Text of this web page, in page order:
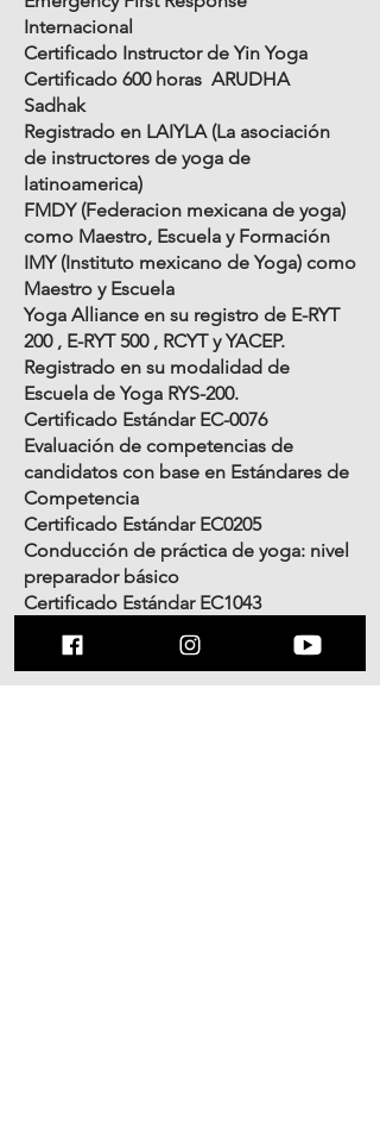
Internacional
Certificado Instructor de Yin Yoga
Certificado 600 horas ARUDHA
Sadhak
Registrado en LAIYLA (La asociación
de instructores de yoga de
latinoamerica)
FMDY (Federacion mexicana de yoga)
como Maestro, Escuela y Formación
IMY (Instituto mexicano de Yoga) como
Maestro y Escuela
Yoga Alliance en su registro de E-RYT
200 , E-RYT 500 , RCYT y YACEP.
Registrado en su modalidad de
Escuela de Yoga RYS-200.
Certificado Estándar EC-0076
Evaluación de competencias de
candidatos con base en Estándares de
Competencia
Certificado Estándar EC0205
Conducción de práctica de yoga: nivel
preparador básico
Certificado Estándar EC1043
Coordinación para una sesión de Yoga
para niños de 4 a 12 años de edad